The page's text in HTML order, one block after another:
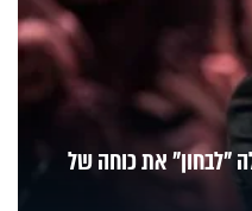
"לבחון" את כוחה של